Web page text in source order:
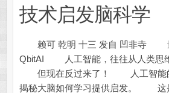
技术启发脑科学
赖可 乾明 十三 发自 凹非寺 量
QbitAI 人工智能，往往从人类思维
但现在反过来了！ 人工智能的
揭秘大脑如何学习提供启发。 这